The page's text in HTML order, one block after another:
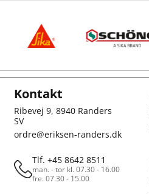
Kontakt
Ribevej 9, 8940 Randers
SV
ordre@eriksen-randers.dk
Tlf. +45 8642 8511
man. - tor kl. 07.30 - 16.00
fre. 07.30 - 15.00